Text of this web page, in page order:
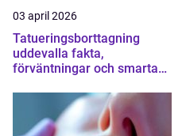
03 april 2026
Tatueringsborttagning
uddevalla fakta,
förväntningar och smarta